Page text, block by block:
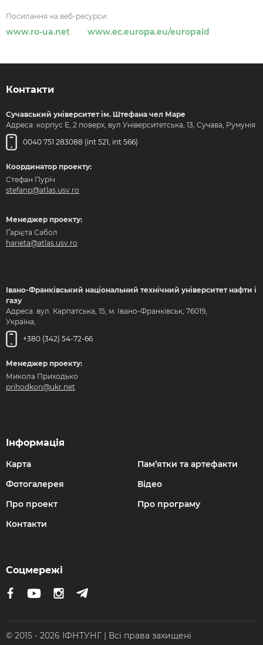
Посилання на веб-ресурси:
www.ro-ua.net www.ec.europa.eu/europaid
Контакти
Сучавський університет ім. Штефана чел Маре
Адреса: корпус Е, 2 поверх, вул Університетська, 13, Сучава, Румунія
0040 751 283088 (int 521, int 566)
Координатор проекту:
Стефан Пуріч
stefanp@atlas.usv.ro
Менеджер проекту:
Ґарієта Сабол
harieta@atlas.usv.ro
Івано-Франківський національний технічний університет нафти і
газу
Адреса: вул. Карпатська, 15, м. Івано-Франківськ, 76019,
Україна,
+380 (342) 54-72-66
Менеджер проекту:
Микола Приходько
prihodkon@ukr.net
Інформація
Карта
Пам’ятки та артефакти
Фотогалерея
Відео
Про проект
Про програму
Контакти
Соцмережі
© 2015 - 2026 ІФНТУНГ | Всі права захищені